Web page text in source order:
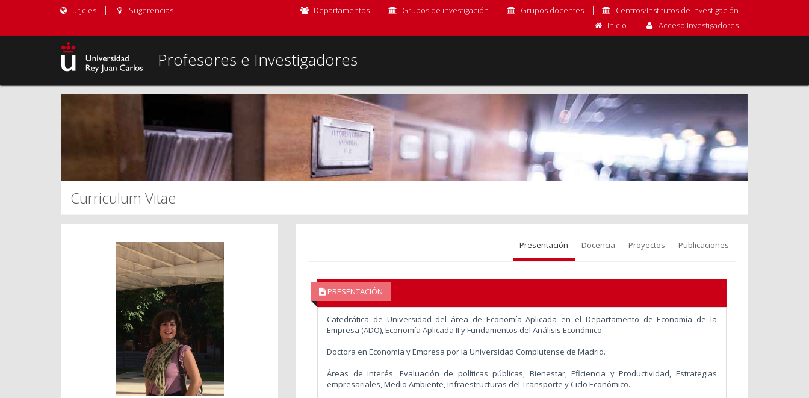
urjc.es Sugerencias Departamentos Grupos de investigación Grupos docentes
Centros/Institutos de Investigación
Inicio
Acceso Investigadores
Profesores e Investigadores
Curriculum Vitae
Presentación Docencia Proyectos Publicaciones
PRESENTACIÓN
Catedrática de Universidad del área de Economía Aplicada en el Departamento de Economía de la
Empresa (ADO), Economía Aplicada II y Fundamentos del Análisis Económico.
Doctora en Economía y Empresa por la Universidad Complutense de Madrid.
Áreas de interés. Evaluación de políticas públicas, Bienestar, Eficiencia y Productividad, Estrategias
empresariales, Medio Ambiente, Infraestructuras del Transporte y Ciclo Económico.